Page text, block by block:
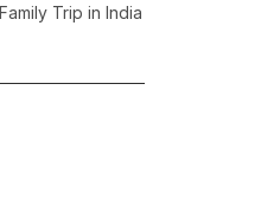
Trip in India